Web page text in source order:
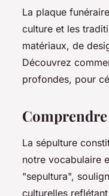
La plaque
culture et les
matériaux, de
Découvrez
profondes, pour
La sépulture
notre vocabulaire
"sepultura",
culturelles